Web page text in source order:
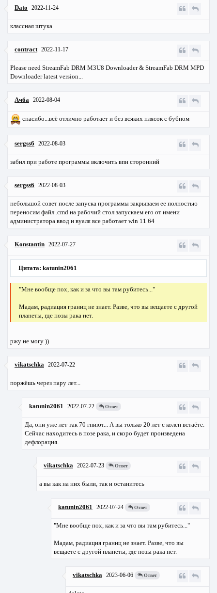
Dato 2022-11-24
классная штука
contract 2022-11-17
Please need StreamFab DRM M3U8 Downloader & StreamFab DRM MPD
Downloader latest version...
Ачба 2022-08-04
спасибо...всё отлично работает и без всяких плясок с бубном
sergss6 2022-08-03
забил при работе программы включить впн сторонний
sergss6 2022-08-03
небольшой совет после запуска программы закрываем ее полностью
переносим файл .cmd на рабочий стол запускаем его от имени
администратора ввод и вуаля все работает win 11 64
Konstantin 2022-07-27
Цитата: katunin2061
"Мне вообще пох, как и за что вы там рубитесь..."
Мадам, радиация границ не знает. Разве, что вы вещаете с другой
планеты, где позы рака нет.
ржу не могу ))
vikatschka 2022-07-22
поржёшь через пару лет...
katunin2061 2022-07-22 Ответ
Да, они уже лет так 70 гниют... А вы только 20 лет с колен встаёте.
Сейчас находитесь в позе рака, и скоро будет произведена
дефлорация.
vikatschka 2022-07-23 Ответ
а вы как на них были, так и останитесь
katunin2061 2022-07-24 Ответ
"Мне вообще пох, как и за что вы там рубитесь..."
Мадам, радиация границ не знает. Разве, что вы
вещаете с другой планеты, где позы рака нет.
vikatschka 2023-06-06 Ответ